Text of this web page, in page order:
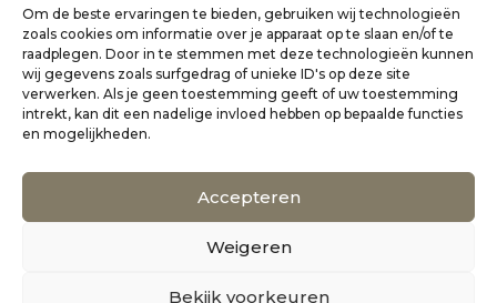
Om de beste ervaringen te bieden, gebruiken wij technologieën
zoals cookies om informatie over je apparaat op te slaan en/of te
raadplegen. Door in te stemmen met deze technologieën kunnen
wij gegevens zoals surfgedrag of unieke ID's op deze site
verwerken. Als je geen toestemming geeft of uw toestemming
intrekt, kan dit een nadelige invloed hebben op bepaalde functies
en mogelijkheden.
Accepteren
Weigeren
Bekijk voorkeuren
Website realisatie doorZakelijk Bereikbaar
Alle rechten voorbehouden